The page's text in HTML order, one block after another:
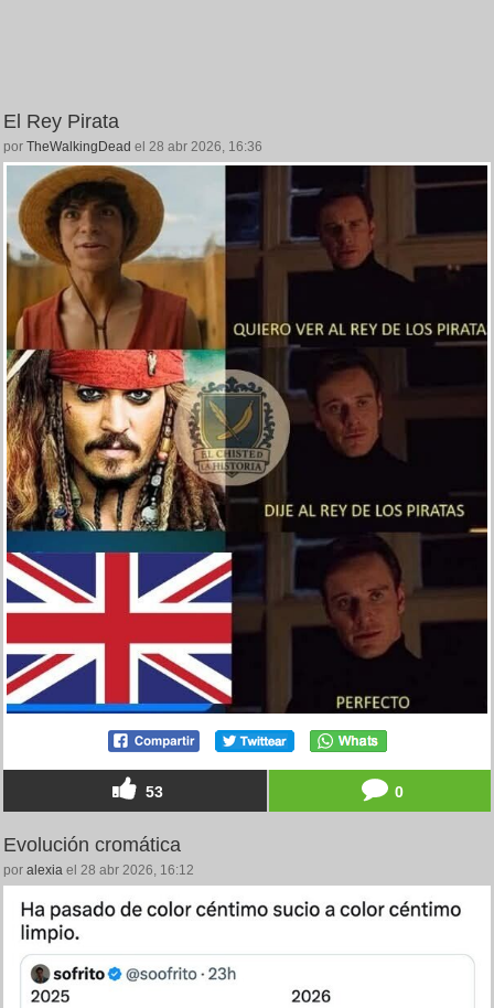
El Rey Pirata
por TheWalkingDead el 28 abr 2026, 16:36
53 0
Evolución cromática
por alexia el 28 abr 2026, 16:12